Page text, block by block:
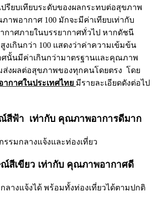
รียบเทียบระดับของผลกระทบต่อสุขภาพ
พอากาศ 100 มักจะมีค่าเทียบเท่ากับ
าศภายในบรรยากาศทั่วไป หากดัชนี
เกินกว่า 100 แสดงว่าค่าความเข้มข้น
นั้นมีค่าเกินกว่ามาตรฐานและคุณภาพ
ส่งผลต่อสุขภาพของทุกคนโดยตรง โดย
กาศในประเทศไทย มีรายละเอียดดังต่อไป
สีฟ้า เท่ากับ คุณภาพอาการดีมาก
รมกลางแจ้งและท่องเที่ยว
สีเขียว เท่ากับ คุณภาพอากาศดี
ลางแจ้งได้ พร้อมทั้งท่องเที่ยวได้ตามปกติ